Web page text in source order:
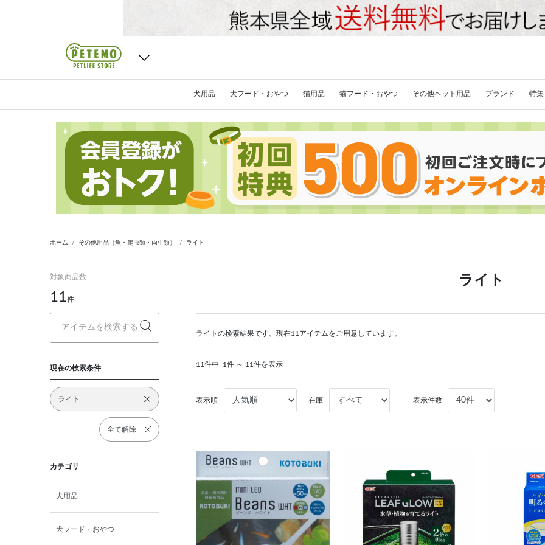
犬用品 犬フード・おやつ 猫用品 猫フード・おやつ その他ペット用品 ブランド 特集
ホーム その他用品（魚・爬虫類・両生類） ライト
対象商品数
11件
現在の検索条件
ライト
全て解除
カテゴリ
犬用品
犬フード・おやつ
ライト
ライトの検索結果です。現在11アイテムをご用意しています。
11件中 1件 ～ 11件を表示
表示順 在庫 表示件数